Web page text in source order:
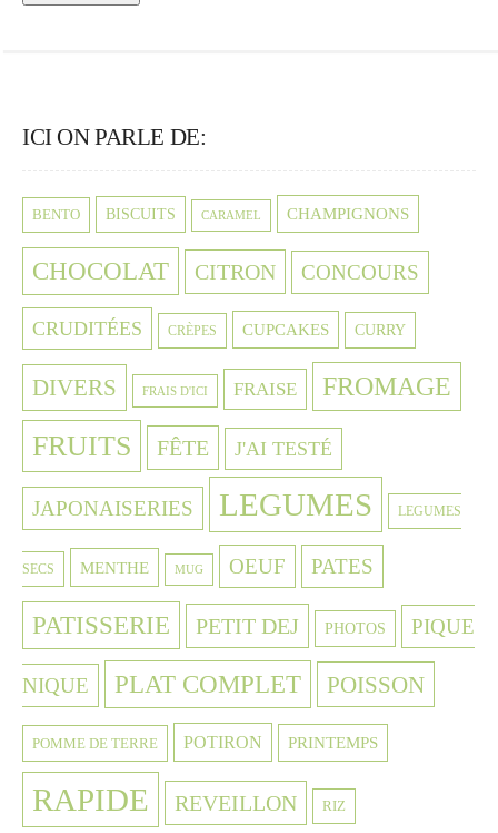
ICI ON PARLE DE:
BENTO BISCUITS CARAMEL CHAMPIGNONS
CHOCOLAT CITRON CONCOURS
CRUDITÉES CRÈPES CUPCAKES CURRY
DIVERS FRAIS D'ICI FRAISE FROMAGE
FRUITS FÊTE J'AI TESTÉ
JAPONAISERIES LEGUMES LEGUMES
SECS MENTHE MUG OEUF PATES
PATISSERIE PETIT DEJ PHOTOS PIQUE
NIQUE PLAT COMPLET POISSON
POMME DE TERRE POTIRON PRINTEMPS
RAPIDE REVEILLON RIZ